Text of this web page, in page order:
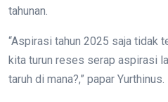
tahunan.
“Aspirasi tahun 2025 saja tidak
kita turun reses serap aspirasi
taruh di mana?,” papar Yurthinus.